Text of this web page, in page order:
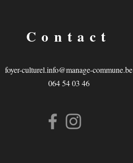
Contact
foyer-culturel.info@manage-commune.be
064 54 03 46